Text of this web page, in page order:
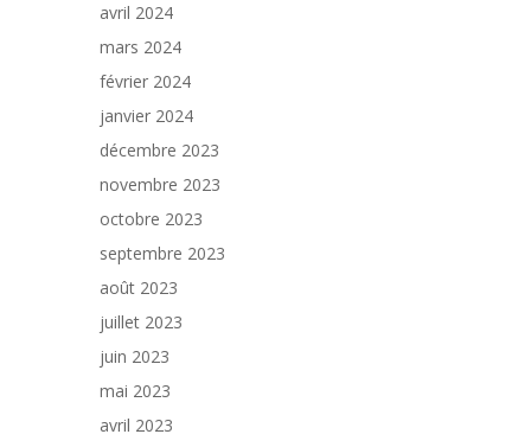
avril 2024
mars 2024
février 2024
janvier 2024
décembre 2023
novembre 2023
octobre 2023
septembre 2023
août 2023
juillet 2023
juin 2023
mai 2023
avril 2023